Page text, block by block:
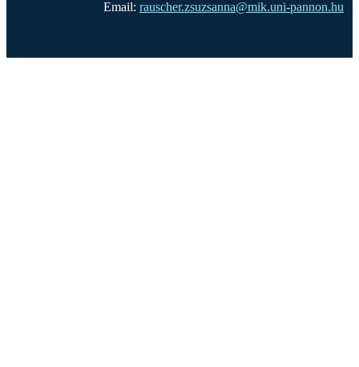
Email: rauscher.zsuzsanna@mik.uni-pannon.hu